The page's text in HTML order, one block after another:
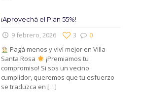
¡Aprovechá el Plan 55%!
9 febrero, 2026 0
3
Pagá menos y viví mejor en Villa
Santa Rosa
¡Premiamos tu
compromiso! Si sos un vecino
cumplidor, queremos que tu esfuerzo
se traduzca en […]